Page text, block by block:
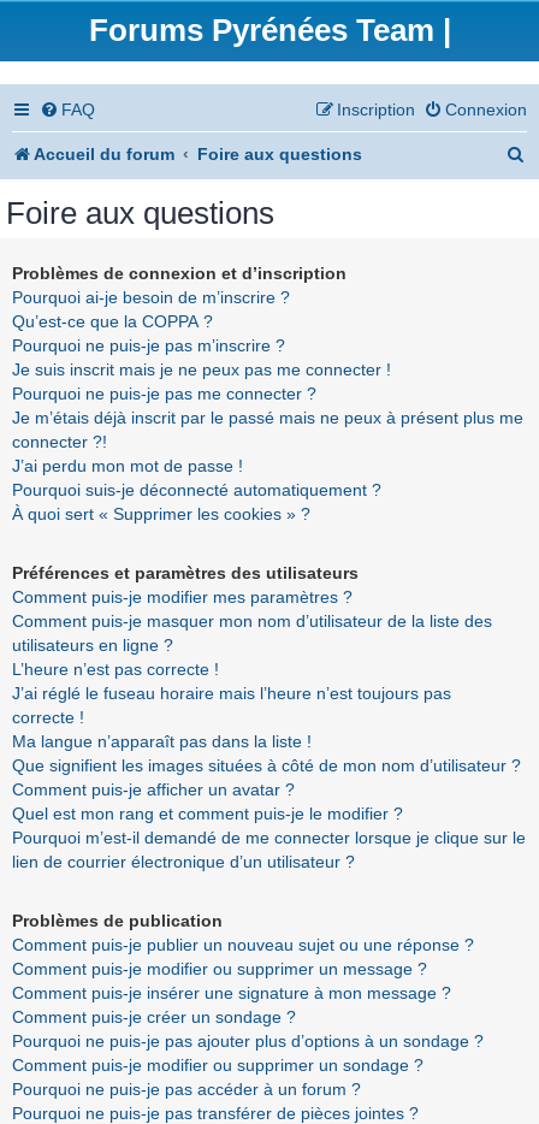
Forums Pyrénées Team |
FAQ Connexion
Inscription
Accueil du forum Foire aux questions
Foire aux questions
Problèmes de connexion et d’inscription
Pourquoi ai-je besoin de m’inscrire ?
Qu’est-ce que la COPPA ?
Pourquoi ne puis-je pas m’inscrire ?
Je suis inscrit mais je ne peux pas me connecter !
Pourquoi ne puis-je pas me connecter ?
Je m’étais déjà inscrit par le passé mais ne peux à présent plus me
connecter ?!
J’ai perdu mon mot de passe !
Pourquoi suis-je déconnecté automatiquement ?
À quoi sert « Supprimer les cookies » ?
Préférences et paramètres des utilisateurs
Comment puis-je modifier mes paramètres ?
Comment puis-je masquer mon nom d’utilisateur de la liste des
utilisateurs en ligne ?
L’heure n’est pas correcte !
J’ai réglé le fuseau horaire mais l’heure n’est toujours pas
correcte !
Ma langue n’apparaît pas dans la liste !
Que signifient les images situées à côté de mon nom d’utilisateur ?
Comment puis-je afficher un avatar ?
Quel est mon rang et comment puis-je le modifier ?
Pourquoi m’est-il demandé de me connecter lorsque je clique sur le
lien de courrier électronique d’un utilisateur ?
Problèmes de publication
Comment puis-je publier un nouveau sujet ou une réponse ?
Comment puis-je modifier ou supprimer un message ?
Comment puis-je insérer une signature à mon message ?
Comment puis-je créer un sondage ?
Pourquoi ne puis-je pas ajouter plus d’options à un sondage ?
Comment puis-je modifier ou supprimer un sondage ?
Pourquoi ne puis-je pas accéder à un forum ?
Pourquoi ne puis-je pas transférer de pièces jointes ?